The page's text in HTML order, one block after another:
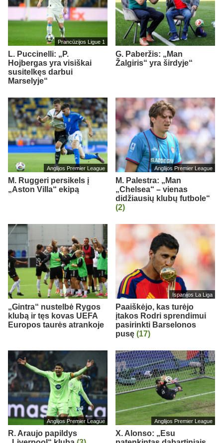
Prancūzijos Ligue 1
L. Puccinelli: „P.
Hojbergas yra visiškai
susitelkęs darbui
Marselyje“
G. Paberžis: „Man
Žalgiris“ yra širdyje“
Anglijos Premier League
M. Ruggeri persikels į
„Aston Villa“ ekipą
Anglijos Premier League
M. Palestra: „Man
„Chelsea“ – vienas
didžiausių klubų futbole“
(2)
„Gintra“ nustelbė Rygos
klubą ir tęs kovas UEFA
Europos taurės atrankoje
Ispanijos La Liga
Paaiškėjo, kas turėjo
įtakos Rodri sprendimui
pasirinkti Barselonos
pusę (17)
Anglijos Premier League
R. Araujo papildys
Anglijos Premier League
X. Alonso: „Esu